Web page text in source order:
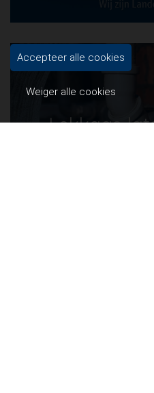
Lekkage
en dit maakt het voor jou
social media.Bekijk ons
Accepteer alle cookies
Weiger alle cookies